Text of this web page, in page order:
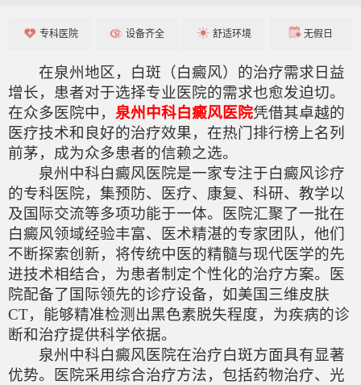
专科医院 设备齐全 舒适环境 无假日
在泉州地区，白斑（白癜风）的治疗需求日益
增长，患者对于选择专业医院的需求也愈发迫切。
在众多医院中， 泉州中科白癜风医院凭借其卓越的
医疗技术和良好的治疗效果，在热门排行榜上名列
前茅，成为众多患者的信赖之选。
泉州中科白癜风医院是一家专注于白癜风诊疗
的专科医院，集预防、医疗、康复、科研、教学以
及国际交流等多项功能于一体。医院汇聚了一批在
白癜风领域经验丰富、医术精湛的专家团队，他们
不断探索创新，将传统中医的精髓与现代医学的先
进技术相结合，为患者制定个性化的治疗方案。医
院配备了国际领先的诊疗设备，如美国三维皮肤
CT，能够精准检测出黑色素脱失程度，为疾病的诊
断和治疗提供科学依据。
泉州中科白癜风医院在治疗白斑方面具有显著
优势。医院采用综合治疗方法，包括药物治疗、光